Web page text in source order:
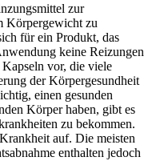
zur
Körpergewicht zu
für ein Produkt, das
keine Reizungen
vor, die viele
der Körpergesundheit
einen gesunden
Körper haben, gibt es
zu bekommen.
auf. Die meisten
enthalten jedoch